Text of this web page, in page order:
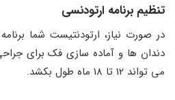
تنظیم برنامه ارتودنسی
در صورت نیاز، ارتودنتیست شما
دندان ها و آماده سازی فک برای
می تواند 12 تا 18 ماه طول بکشد.